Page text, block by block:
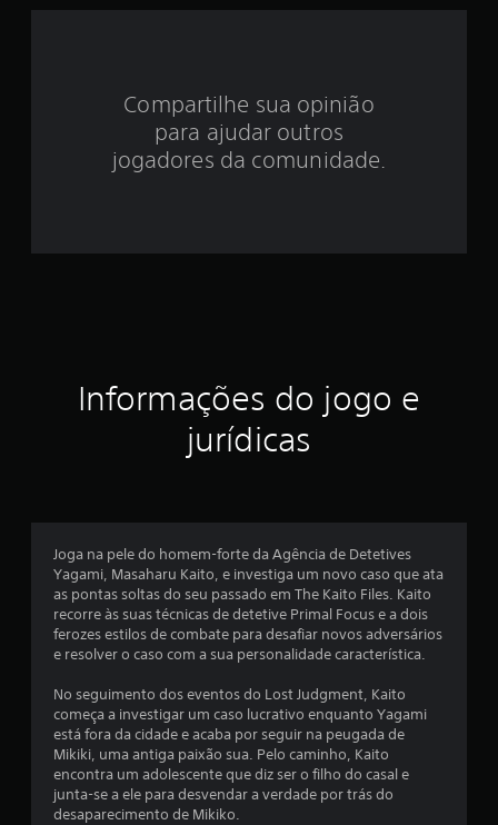
e
s
e
e
m
u
t
Compartilhe sua opinião
para ajudar outros
jogadores da comunidade.
Informações do jogo e
jurídicas
Joga na pele do homem-forte da Agência de Detetives
Yagami, Masaharu Kaito, e investiga um novo caso que ata
as pontas soltas do seu passado em The Kaito Files. Kaito
recorre às suas técnicas de detetive Primal Focus e a dois
ferozes estilos de combate para desafiar novos adversários
e resolver o caso com a sua personalidade característica.
No seguimento dos eventos do Lost Judgment, Kaito
começa a investigar um caso lucrativo enquanto Yagami
está fora da cidade e acaba por seguir na peugada de
Mikiki, uma antiga paixão sua. Pelo caminho, Kaito
encontra um adolescente que diz ser o filho do casal e
junta-se a ele para desvendar a verdade por trás do
desaparecimento de Mikiko.